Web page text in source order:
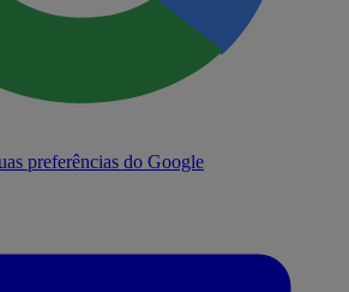
preferências do Google